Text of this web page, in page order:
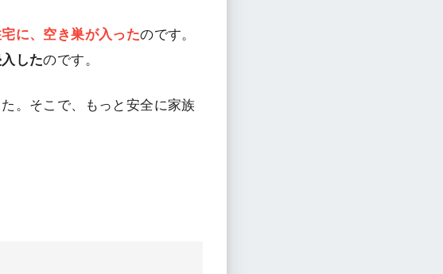
に、空き巣が入ったのです。
したのです。
。そこで、もっと安全に家族